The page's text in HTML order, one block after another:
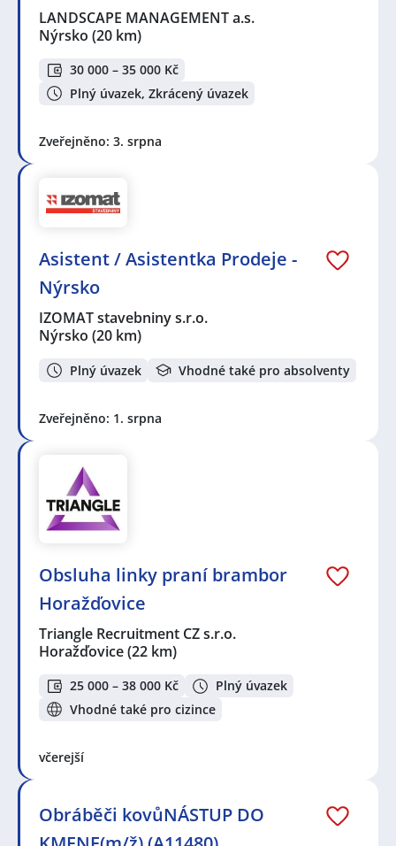
LANDSCAPE MANAGEMENT a.s.
Nýrsko (20 km)
30 000 – 35 000 Kč
Plný úvazek, Zkrácený úvazek
Zveřejněno: 3. srpna
Asistent / Asistentka Prodeje -
Nýrsko
IZOMAT stavebniny s.r.o.
Nýrsko (20 km)
Plný úvazek Vhodné také pro absolventy
Zveřejněno: 1. srpna
Obsluha linky praní brambor
Horažďovice
Triangle Recruitment CZ s.r.o.
Horažďovice(22 km)
25 000 – 38 000 Kč
Plný úvazek
Vhodné také pro cizince
včerejší
Obráběči kovůNÁSTUP DO